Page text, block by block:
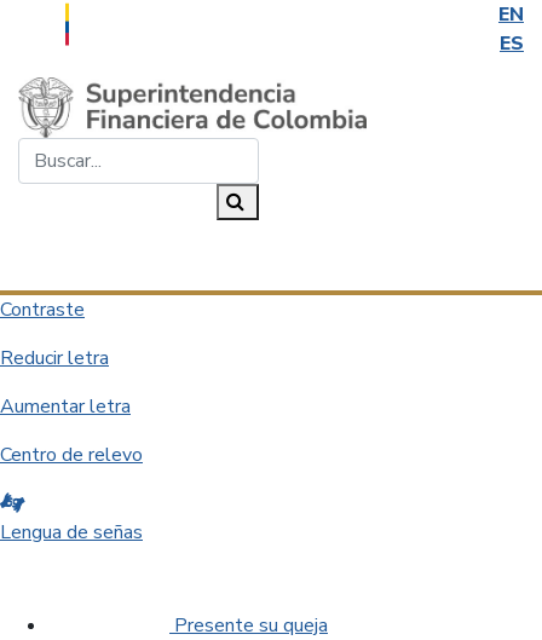
EN
ES
Saltar al contenido principal
Contraste
Reducir letra
Aumentar letra
Centro de relevo
Lengua de señas
Presente su queja